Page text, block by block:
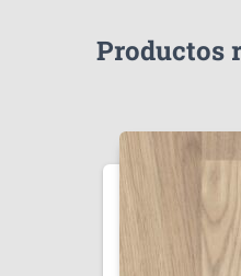
Productos